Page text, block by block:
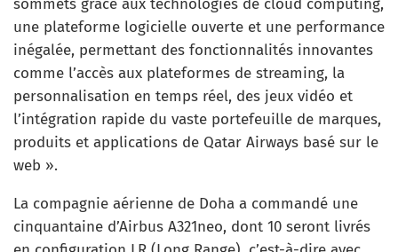
sommets grâce aux technologies de cloud computing,
une plateforme logicielle ouverte et une performance
inégalée, permettant des fonctionnalités innovantes
comme l’accès aux plateformes de streaming, la
personnalisation en temps réel, des jeux vidéo et
l’intégration rapide du vaste portefeuille de marques,
produits et applications de Qatar Airways basé sur le
web ».
La compagnie aérienne de Doha a commandé une
cinquantaine d’Airbus A321neo, dont 10 seront livrés